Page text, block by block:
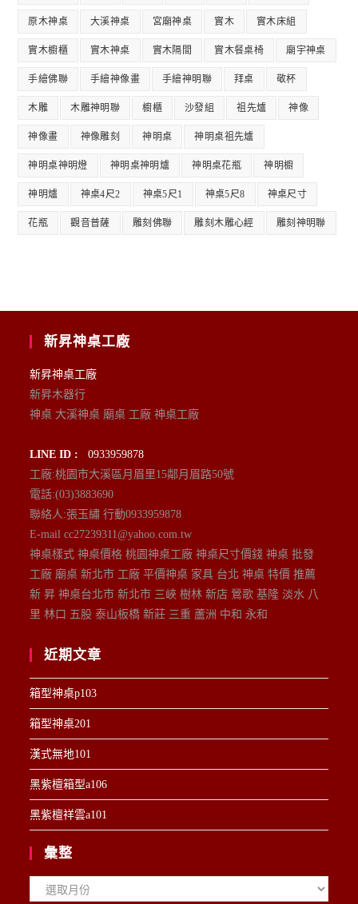
原木神桌 大溪神桌 宮廟神桌 實木 實木床組
實木櫥櫃 實木神桌 實木隔間 實木餐桌椅 廟宇神桌
手繪佛聯 手繪神像畫 手繪神明聯 拜桌 敬杯
木雕 木雕神明聯 櫥櫃 沙發組 祖先爐 神像
神像畫 神像雕刻 神明桌 神明桌祖先爐
神明桌神明燈 神明桌神明爐 神明桌花瓶 神明櫥
神明爐 神桌4尺2 神桌5尺1 神桌5尺8 神桌尺寸
花瓶 觀音普薩 雕刻佛聯 雕刻木雕心經 雕刻神明聯
新昇神桌工廠
新昇神桌工廠
新昇木器行
神桌 大溪神桌 廟桌 工廠 神桌工廠
LINE ID :
0933959878
工廠:桃園市大溪區月眉里15鄰月眉路50號
電話:(03)3883690
聯絡人:張玉繡 行動0933959878
E-mail cc27239311@yahoo.com.tw
神桌樣式 神桌價格 桃園神桌工廠 神桌尺寸價錢 神桌 批發
工廠 廟桌 新北市 工廠 平價神桌 家具 台北 神桌 特價 推薦
新 昇 神桌台北市 新北市 三峽 樹林 新店 鶯歌 基隆 淡水 八
里 林口 五股 泰山板橋 新莊 三重 蘆洲 中和 永和
近期文章
箱型神桌p103
箱型神桌201
漢式無地101
黑紫檀箱型a106
黑紫檀祥雲a101
彙整